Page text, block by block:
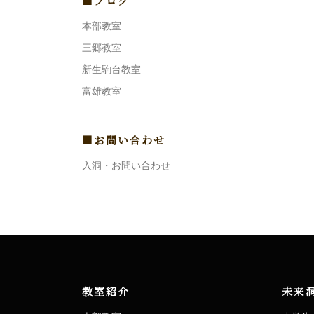
本部教室
三郷教室
新生駒台教室
富雄教室
■お問い合わせ
入洞・お問い合わせ
教室紹介 未来